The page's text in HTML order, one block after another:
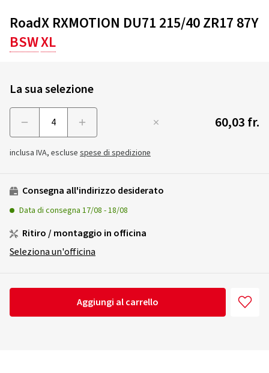
RoadX RXMOTION DU71 215/40 ZR17 87Y
BSWXL
La sua selezione
60,03 fr.
inclusa IVA, escluse spese di spedizione
Consegna all'indirizzo desiderato
Data di consegna 17/08 -18/08
Ritiro / montaggio in officina
Seleziona un'officina
Aggiungi al carrello